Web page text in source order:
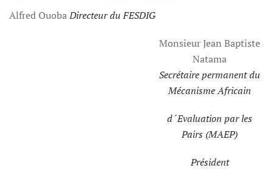
Alfred OuobaDirecteur du FESDIG
Monsieur Jean Baptiste
Natama
Secrétaire permanent du
Mécanisme Africain
d´Evaluation par les
Pairs (MAEP)
Président